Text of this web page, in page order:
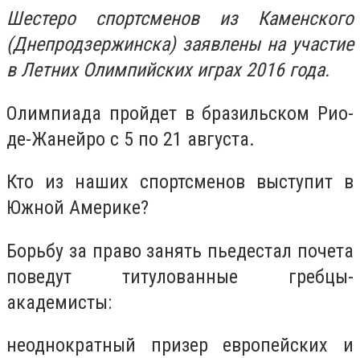
Шестеро спортсменов из Каменского
(Днепродзержинска) заявлены на участие
в Летних Олимпийских играх 2016 года.
Олимпиада пройдет в бразильском Рио-
де-Жанейро с 5 по 21 августа.
Кто из наших спортсменов выступит в
Южной Америке?
Борьбу за право занять пьедестал почета
поведут титулованные гребцы-
академисты:
неоднократный призер европейских и